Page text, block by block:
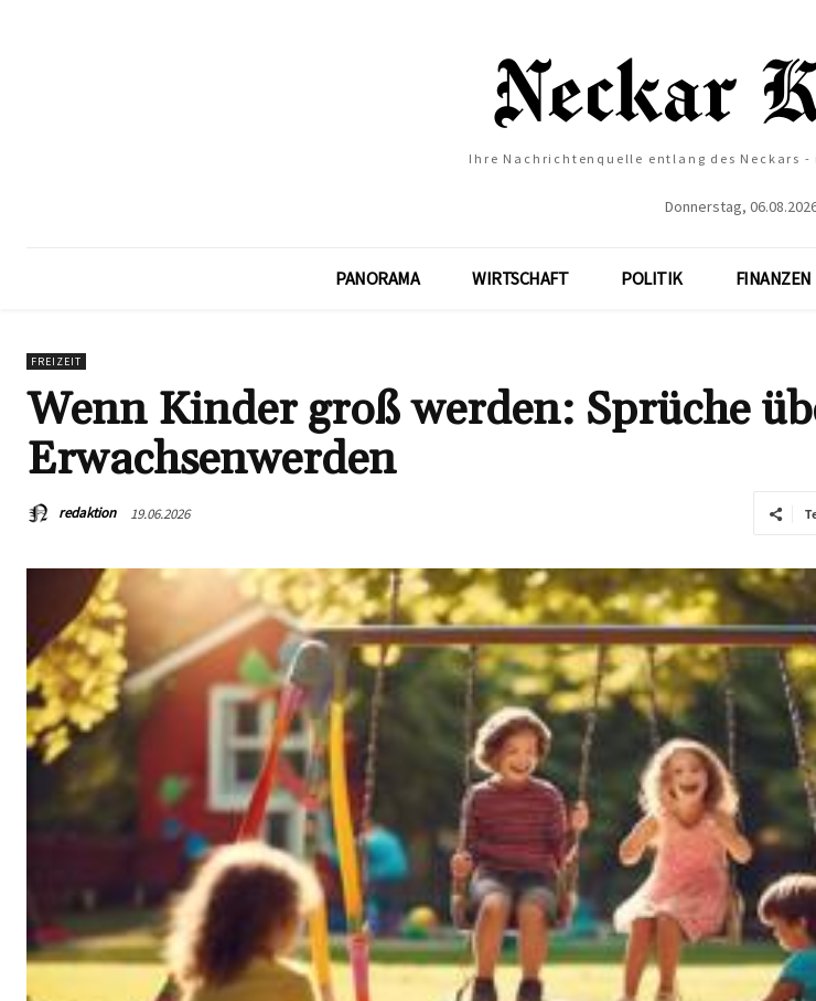
Ihre Nachrichtenquelle entlang des Neckars
Donnerstag,
PANORAMA WIRTSCHAFT POLITIK FINANZEN
FREIZEIT
Wenn Kinder groß werden: Sprüche
Erwachsenwerden
redaktion 19.06.2026